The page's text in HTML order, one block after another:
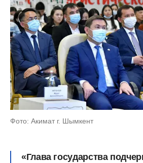
Фото: Акимат г. Шымкент
«Глава государства